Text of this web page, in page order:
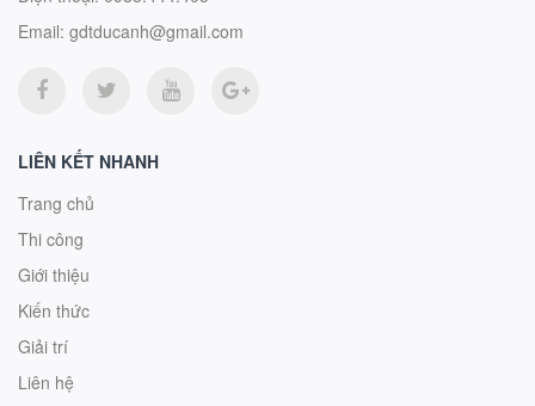
Email: gdtducanh@gmail.com
LIÊN KẾT NHANH
Trang chủ
Thi công
Giới thiệu
Kiến thức
Giải trí
Liên hệ